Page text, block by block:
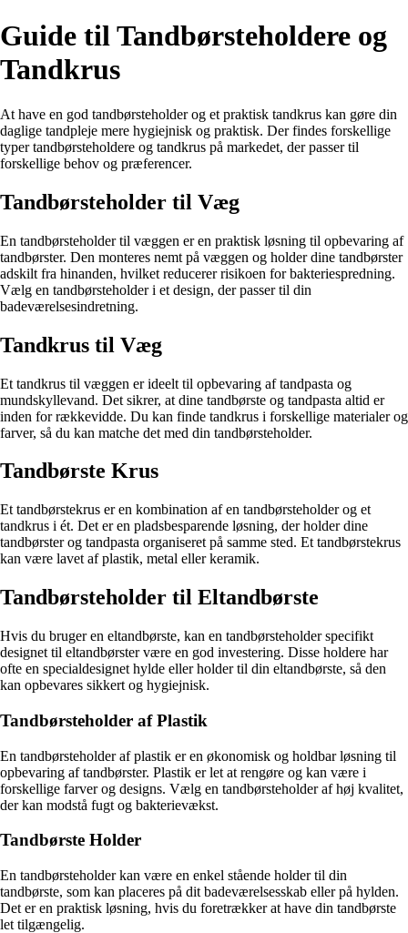
Guide til Tandbørsteholdere og
Tandkrus
At have en god tandbørsteholder og et praktisk tandkrus kan gøre din
daglige tandpleje mere hygiejnisk og praktisk. Der findes forskellige
typer tandbørsteholdere og tandkrus på markedet, der passer til
forskellige behov og præferencer.
Tandbørsteholder til Væg
En tandbørsteholder til væggen er en praktisk løsning til opbevaring af
tandbørster. Den monteres nemt på væggen og holder dine tandbørster
adskilt fra hinanden, hvilket reducerer risikoen for bakteriespredning.
Vælg en tandbørsteholder i et design, der passer til din
badeværelsesindretning.
Tandkrus til Væg
Et tandkrus til væggen er ideelt til opbevaring af tandpasta og
mundskyllevand. Det sikrer, at dine tandbørste og tandpasta altid er
inden for rækkevidde. Du kan finde tandkrus i forskellige materialer og
farver, så du kan matche det med din tandbørsteholder.
Tandbørste Krus
Et tandbørstekrus er en kombination af en tandbørsteholder og et
tandkrus i ét. Det er en pladsbesparende løsning, der holder dine
tandbørster og tandpasta organiseret på samme sted. Et tandbørstekrus
kan være lavet af plastik, metal eller keramik.
Tandbørsteholder til Eltandbørste
Hvis du bruger en eltandbørste, kan en tandbørsteholder specifikt
designet til eltandbørster være en god investering. Disse holdere har
ofte en specialdesignet hylde eller holder til din eltandbørste, så den
kan opbevares sikkert og hygiejnisk.
Tandbørsteholder af Plastik
En tandbørsteholder af plastik er en økonomisk og holdbar løsning til
opbevaring af tandbørster. Plastik er let at rengøre og kan være i
forskellige farver og designs. Vælg en tandbørsteholder af høj kvalitet,
der kan modstå fugt og bakterievækst.
Tandbørste Holder
En tandbørsteholder kan være en enkel stående holder til din
tandbørste, som kan placeres på dit badeværelsesskab eller på hylden.
Det er en praktisk løsning, hvis du foretrækker at have din tandbørste
let tilgængelig.